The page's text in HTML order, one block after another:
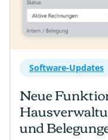
Software-Updates
Neue
und